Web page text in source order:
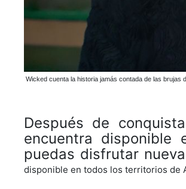
Wicked cuenta la historia jamás contada de las brujas
Después de
encuentra
puedas disfrutar
disponible en todos los territorios de